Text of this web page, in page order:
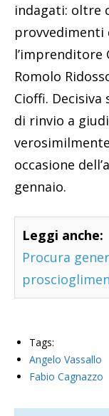
indagati: oltre
provvedimenti
l’imprenditore
Romolo
Cioffi.
di rinvio a
occasione
gennaio.
Leggi anche:
Procura
Tags:
Angelo Vassallo
Fabio Cagnazzo